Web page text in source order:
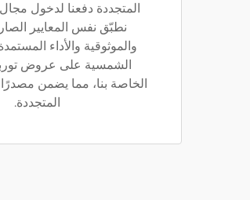
المتجددة دفعنا لدخول
نطبّق نفس المعايير
والموثوقية والأداء
الشمسية على عروض
الخاصة بنا، مما يضمن مصدرًا
المتجددة.